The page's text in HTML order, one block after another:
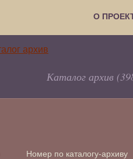
О
Каталог архив
Номер по каталогу-архиву